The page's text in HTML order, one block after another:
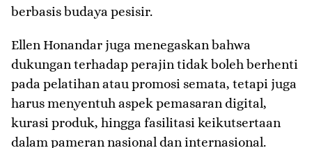
berbasis budaya pesisir.
Ellen Honandar juga menegaskan bahwa
dukungan terhadap perajin tidak boleh berhenti
pada pelatihan atau promosi semata, tetapi juga
harus menyentuh aspek pemasaran digital,
kurasi produk, hingga fasilitasi keikutsertaan
dalam pameran nasional dan internasional.